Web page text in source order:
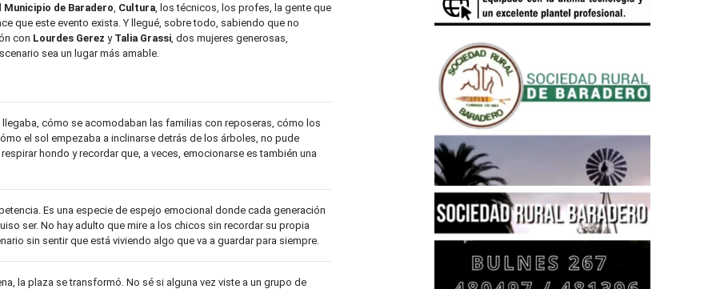
Municipio de Baradero, Cultura, los técnicos, los profes, la gente que
que este evento exista. Y llegué, sobre todo, sabiendo que no
con Lourdes Gerez y Talia Grassi, dos mujeres generosas,
sea un lugar más amable.
cómo se acomodaban las familias con reposeras, cómo los
el sol empezaba a inclinarse detrás de los árboles, no pude
respirar hondo y recordar que, a veces, emocionarse es también una
Es una especie de espejo emocional donde cada generación
ser. No hay adulto que mire a los chicos sin recordar su propia
sin sentir que está viviendo algo que va a guardar para siempre.
la plaza se transformó. No sé si alguna vez viste a un grupo de